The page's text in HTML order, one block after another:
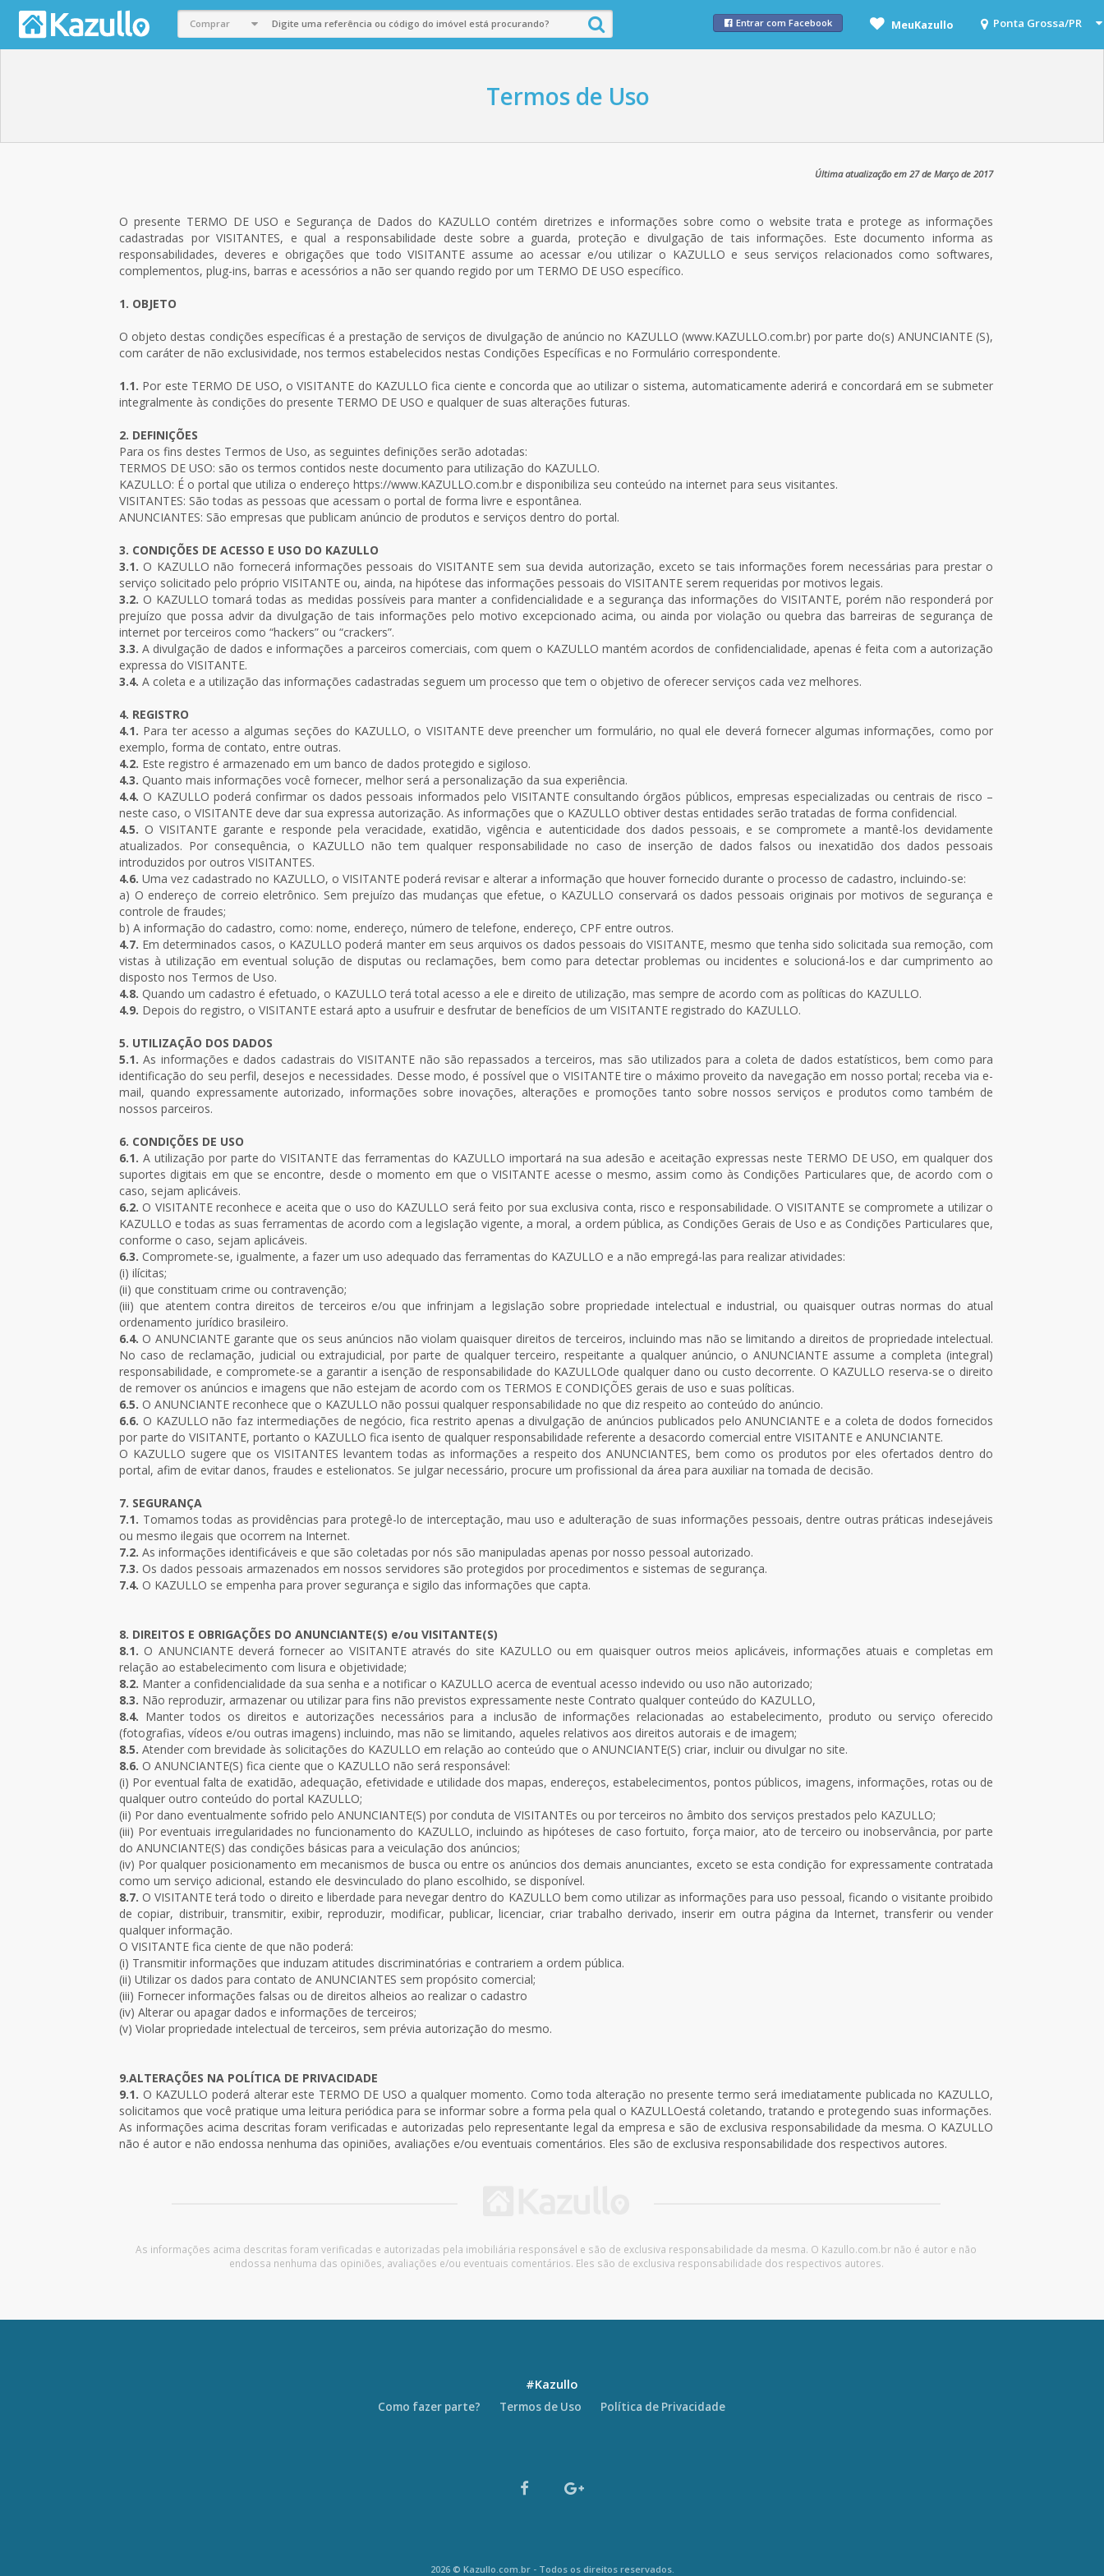
MeuKazullo
Entrar com Facebook
Termos de Uso
Última atualização em 27 de Março de 2017
O presente TERMO DE USO e Segurança de Dados do KAZULLO contém diretrizes e informações sobre como o website trata e protege as informações
cadastradas por VISITANTES, e qual a responsabilidade deste sobre a guarda, proteção e divulgação de tais informações. Este documento informa as
responsabilidades, deveres e obrigações que todo VISITANTE assume ao acessar e/ou utilizar o KAZULLO e seus serviços relacionados como softwares,
complementos, plug-ins, barras e acessórios a não ser quando regido por um TERMO DE USO específico.
1. OBJETO
O objeto destas condições específicas é a prestação de serviços de divulgação de anúncio no KAZULLO (www.KAZULLO.com.br) por parte do(s) ANUNCIANTE (S),
com caráter de não exclusividade, nos termos estabelecidos nestas Condições Específicas e no Formulário correspondente.
1.1. Por este TERMO DE USO, o VISITANTE do KAZULLO fica ciente e concorda que ao utilizar o sistema, automaticamente aderirá e concordará em se submeter
integralmente às condições do presente TERMO DE USO e qualquer de suas alterações futuras.
2. DEFINIÇÕES
Para os fins destes Termos de Uso, as seguintes definições serão adotadas:
TERMOS DE USO: são os termos contidos neste documento para utilização do KAZULLO.
KAZULLO: É o portal que utiliza o endereço https://www.KAZULLO.com.br e disponibiliza seu conteúdo na internet para seus visitantes.
VISITANTES: São todas as pessoas que acessam o portal de forma livre e espontânea.
ANUNCIANTES: São empresas que publicam anúncio de produtos e serviços dentro do portal.
3. CONDIÇÕES DE ACESSO E USO DO KAZULLO
3.1. O KAZULLO não fornecerá informações pessoais do VISITANTE sem sua devida autorização, exceto se tais informações forem necessárias para prestar o
serviço solicitado pelo próprio VISITANTE ou, ainda, na hipótese das informações pessoais do VISITANTE serem requeridas por motivos legais.
3.2. O KAZULLO tomará todas as medidas possíveis para manter a confidencialidade e a segurança das informações do VISITANTE, porém não responderá por
prejuízo que possa advir da divulgação de tais informações pelo motivo excepcionado acima, ou ainda por violação ou quebra das barreiras de segurança de
internet por terceiros como “hackers” ou “crackers”.
3.3. A divulgação de dados e informações a parceiros comerciais, com quem o KAZULLO mantém acordos de confidencialidade, apenas é feita com a autorização
expressa do VISITANTE.
3.4. A coleta e a utilização das informações cadastradas seguem um processo que tem o objetivo de oferecer serviços cada vez melhores.
4. REGISTRO
4.1. Para ter acesso a algumas seções do KAZULLO, o VISITANTE deve preencher um formulário, no qual ele deverá fornecer algumas informações, como por
exemplo, forma de contato, entre outras.
4.2. Este registro é armazenado em um banco de dados protegido e sigiloso.
4.3. Quanto mais informações você fornecer, melhor será a personalização da sua experiência.
4.4. O KAZULLO poderá confirmar os dados pessoais informados pelo VISITANTE consultando órgãos públicos, empresas especializadas ou centrais de risco –
neste caso, o VISITANTE deve dar sua expressa autorização. As informações que o KAZULLO obtiver destas entidades serão tratadas de forma confidencial.
4.5. O VISITANTE garante e responde pela veracidade, exatidão, vigência e autenticidade dos dados pessoais, e se compromete a mantê-los devidamente
atualizados. Por consequência, o KAZULLO não tem qualquer responsabilidade no caso de inserção de dados falsos ou inexatidão dos dados pessoais
introduzidos por outros VISITANTES.
4.6. Uma vez cadastrado no KAZULLO, o VISITANTE poderá revisar e alterar a informação que houver fornecido durante o processo de cadastro, incluindo-se:
a) O endereço de correio eletrônico. Sem prejuízo das mudanças que efetue, o KAZULLO conservará os dados pessoais originais por motivos de segurança e
controle de fraudes;
b) A informação do cadastro, como: nome, endereço, número de telefone, endereço, CPF entre outros.
4.7. Em determinados casos, o KAZULLO poderá manter em seus arquivos os dados pessoais do VISITANTE, mesmo que tenha sido solicitada sua remoção, com
vistas à utilização em eventual solução de disputas ou reclamações, bem como para detectar problemas ou incidentes e solucioná-los e dar cumprimento ao
disposto nos Termos de Uso.
4.8. Quando um cadastro é efetuado, o KAZULLO terá total acesso a ele e direito de utilização, mas sempre de acordo com as políticas do KAZULLO.
4.9. Depois do registro, o VISITANTE estará apto a usufruir e desfrutar de benefícios de um VISITANTE registrado do KAZULLO.
5. UTILIZAÇÃO DOS DADOS
5.1. As informações e dados cadastrais do VISITANTE não são repassados a terceiros, mas são utilizados para a coleta de dados estatísticos, bem como para
identificação do seu perfil, desejos e necessidades. Desse modo, é possível que o VISITANTE tire o máximo proveito da navegação em nosso portal; receba via e-
mail, quando expressamente autorizado, informações sobre inovações, alterações e promoções tanto sobre nossos serviços e produtos como também de
nossos parceiros.
6. CONDIÇÕES DE USO
6.1. A utilização por parte do VISITANTE das ferramentas do KAZULLO importará na sua adesão e aceitação expressas neste TERMO DE USO, em qualquer dos
suportes digitais em que se encontre, desde o momento em que o VISITANTE acesse o mesmo, assim como às Condições Particulares que, de acordo com o
caso, sejam aplicáveis.
6.2. O VISITANTE reconhece e aceita que o uso do KAZULLO será feito por sua exclusiva conta, risco e responsabilidade. O VISITANTE se compromete a utilizar o
KAZULLO e todas as suas ferramentas de acordo com a legislação vigente, a moral, a ordem pública, as Condições Gerais de Uso e as Condições Particulares que,
conforme o caso, sejam aplicáveis.
6.3. Compromete-se, igualmente, a fazer um uso adequado das ferramentas do KAZULLO e a não empregá-las para realizar atividades:
(i) ilícitas;
(ii) que constituam crime ou contravenção;
(iii) que atentem contra direitos de terceiros e/ou que infrinjam a legislação sobre propriedade intelectual e industrial, ou quaisquer outras normas do atual
ordenamento jurídico brasileiro.
6.4. O ANUNCIANTE garante que os seus anúncios não violam quaisquer direitos de terceiros, incluindo mas não se limitando a direitos de propriedade intelectual.
No caso de reclamação, judicial ou extrajudicial, por parte de qualquer terceiro, respeitante a qualquer anúncio, o ANUNCIANTE assume a completa (integral)
responsabilidade, e compromete-se a garantir a isenção de responsabilidade do KAZULLOde qualquer dano ou custo decorrente. O KAZULLO reserva-se o direito
de remover os anúncios e imagens que não estejam de acordo com os TERMOS E CONDIÇÕES gerais de uso e suas políticas.
6.5. O ANUNCIANTE reconhece que o KAZULLO não possui qualquer responsabilidade no que diz respeito ao conteúdo do anúncio.
6.6. O KAZULLO não faz intermediações de negócio, fica restrito apenas a divulgação de anúncios publicados pelo ANUNCIANTE e a coleta de dodos fornecidos
por parte do VISITANTE, portanto o KAZULLO fica isento de qualquer responsabilidade referente a desacordo comercial entre VISITANTE e ANUNCIANTE.
O KAZULLO sugere que os VISITANTES levantem todas as informações a respeito dos ANUNCIANTES, bem como os produtos por eles ofertados dentro do
portal, afim de evitar danos, fraudes e estelionatos. Se julgar necessário, procure um profissional da área para auxiliar na tomada de decisão.
7. SEGURANÇA
7.1. Tomamos todas as providências para protegê-lo de interceptação, mau uso e adulteração de suas informações pessoais, dentre outras práticas indesejáveis
ou mesmo ilegais que ocorrem na Internet.
7.2. As informações identificáveis e que são coletadas por nós são manipuladas apenas por nosso pessoal autorizado.
7.3. Os dados pessoais armazenados em nossos servidores são protegidos por procedimentos e sistemas de segurança.
7.4. O KAZULLO se empenha para prover segurança e sigilo das informações que capta.
8. DIREITOS E OBRIGAÇÕES DO ANUNCIANTE(S) e/ou VISITANTE(S)
8.1. O ANUNCIANTE deverá fornecer ao VISITANTE através do site KAZULLO ou em quaisquer outros meios aplicáveis, informações atuais e completas em
relação ao estabelecimento com lisura e objetividade;
8.2. Manter a confidencialidade da sua senha e a notificar o KAZULLO acerca de eventual acesso indevido ou uso não autorizado;
8.3. Não reproduzir, armazenar ou utilizar para fins não previstos expressamente neste Contrato qualquer conteúdo do KAZULLO,
8.4. Manter todos os direitos e autorizações necessários para a inclusão de informações relacionadas ao estabelecimento, produto ou serviço oferecido
(fotografias, vídeos e/ou outras imagens) incluindo, mas não se limitando, aqueles relativos aos direitos autorais e de imagem;
8.5. Atender com brevidade às solicitações do KAZULLO em relação ao conteúdo que o ANUNCIANTE(S) criar, incluir ou divulgar no site.
8.6. O ANUNCIANTE(S) fica ciente que o KAZULLO não será responsável:
(i) Por eventual falta de exatidão, adequação, efetividade e utilidade dos mapas, endereços, estabelecimentos, pontos públicos, imagens, informações, rotas ou de
qualquer outro conteúdo do portal KAZULLO;
(ii) Por dano eventualmente sofrido pelo ANUNCIANTE(S) por conduta de VISITANTEs ou por terceiros no âmbito dos serviços prestados pelo KAZULLO;
(iii) Por eventuais irregularidades no funcionamento do KAZULLO, incluindo as hipóteses de caso fortuito, força maior, ato de terceiro ou inobservância, por parte
do ANUNCIANTE(S) das condições básicas para a veiculação dos anúncios;
(iv) Por qualquer posicionamento em mecanismos de busca ou entre os anúncios dos demais anunciantes, exceto se esta condição for expressamente contratada
como um serviço adicional, estando ele desvinculado do plano escolhido, se disponível.
8.7. O VISITANTE terá todo o direito e liberdade para nevegar dentro do KAZULLO bem como utilizar as informações para uso pessoal, ficando o visitante proibido
de copiar, distribuir, transmitir, exibir, reproduzir, modificar, publicar, licenciar, criar trabalho derivado, inserir em outra página da Internet, transferir ou vender
qualquer informação.
O VISITANTE fica ciente de que não poderá:
(i) Transmitir informações que induzam atitudes discriminatórias e contrariem a ordem pública.
(ii) Utilizar os dados para contato de ANUNCIANTES sem propósito comercial;
(iii) Fornecer informações falsas ou de direitos alheios ao realizar o cadastro
(iv) Alterar ou apagar dados e informações de terceiros;
(v) Violar propriedade intelectual de terceiros, sem prévia autorização do mesmo.
9.ALTERAÇÕES NA POLÍTICA DE PRIVACIDADE
9.1. O KAZULLO poderá alterar este TERMO DE USO a qualquer momento. Como toda alteração no presente termo será imediatamente publicada no KAZULLO,
solicitamos que você pratique uma leitura periódica para se informar sobre a forma pela qual o KAZULLOestá coletando, tratando e protegendo suas informações.
As informações acima descritas foram verificadas e autorizadas pelo representante legal da empresa e são de exclusiva responsabilidade da mesma. O KAZULLO
não é autor e não endossa nenhuma das opiniões, avaliações e/ou eventuais comentários. Eles são de exclusiva responsabilidade dos respectivos autores.
As informações acima descritas foram verificadas e autorizadas pela imobiliária responsável e são de exclusiva responsabilidade da mesma. O Kazullo.com.br não é autor e não
endossa nenhuma das opiniões, avaliações e/ou eventuais comentários. Eles são de exclusiva responsabilidade dos respectivos autores.
#Kazullo
Como fazer parte? Termos de Uso Política de Privacidade
2026 © Kazullo.com.br - Todos os direitos reservados.